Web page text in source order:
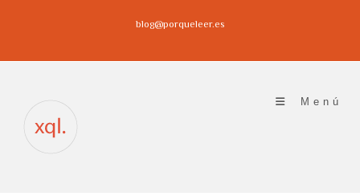
blog@porqueleer.es
Menú